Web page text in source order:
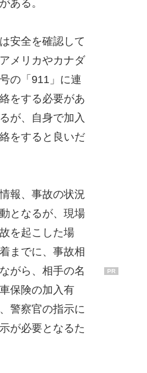
ある。
安全を確認して
メリカやカナダ
の「911」に連
をする必要があ
が、自身で加入
をすると良いだ
報、事故の状況
となるが、現場
を起こした場
までに、事故相
がら、相手の名
保険の加入有
警察官の指示に
が必要となるた
PR